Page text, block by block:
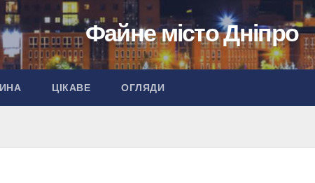
Файне місто Дніпро
ЦІКАВЕ ОГЛЯДИ